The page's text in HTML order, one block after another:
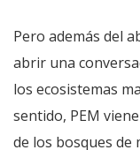
Pero además del
abrir una
los ecosistemas
sentido, PEM
de los bosques